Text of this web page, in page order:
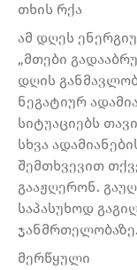
თხის რქა
ამ დღეს
„მთები
დღის
ნეგატიურ
სიტუაციებს
სხვა
შემთხვევით
გააჟღერონ.
საპასუხოდ
ჯანმრთელობაზე.
მერწყული